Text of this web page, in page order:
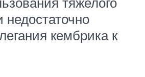
недостаточно
кембрика к